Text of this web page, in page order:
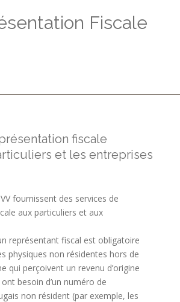
Fiscale
fiscale
et les entreprises
fournissent des services de
aux particuliers et aux
représentant fiscal est obligatoire
physiques non résidentes hors de
qui perçoivent un revenu d’origine
besoin d’un numéro de
non résident (par exemple, les